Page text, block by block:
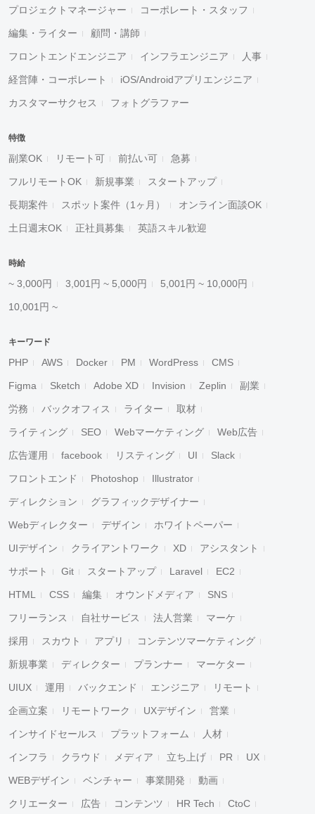
プロジェクトマネージャー コーポレート・スタッフ
編集・ライター 顧問・講師
フロントエンドエンジニア インフラエンジニア 人事
経営陣・コーポレート iOS/Androidアプリエンジニア
カスタマーサクセス フォトグラファー
特徴
副業OK リモート可 前払い可 急募
フルリモートOK 新規事業 スタートアップ
長期案件 スポット案件（1ヶ月） オンライン面談OK
土日週末OK 正社員募集 英語スキル歓迎
時給
~ 3,000円 3,001円 ~ 5,000円 5,001円 ~ 10,000円
10,001円 ~
キーワード
PHP AWS Docker PM WordPress CMS
Figma Sketch Adobe XD Invision Zeplin 副業
労務 バックオフィス ライター 取材
ライティング SEO Webマーケティング Web広告
広告運用 facebook リスティング UI Slack
フロントエンド Photoshop Illustrator
ディレクション グラフィックデザイナー
Webディレクター デザイン ホワイトペーパー
UIデザイン クライアントワーク XD アシスタント
サポート Git スタートアップ Laravel EC2
HTML CSS 編集 オウンドメディア SNS
フリーランス 自社サービス 法人営業 マーケ
採用 スカウト アプリ コンテンツマーケティング
新規事業 ディレクター プランナー マーケター
UIUX 運用 バックエンド エンジニア リモート
企画立案 リモートワーク UXデザイン 営業
インサイドセールス プラットフォーム 人材
インフラ クラウド メディア 立ち上げ PR UX
WEBデザイン ベンチャー 事業開発 動画
クリエーター 広告 コンテンツ HR Tech CtoC